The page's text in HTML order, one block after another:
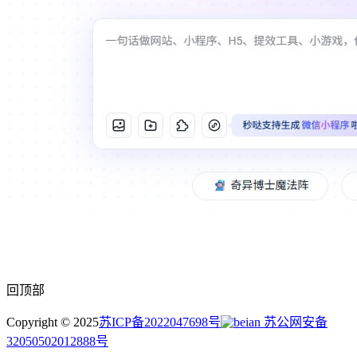
回顶部
Copyright © 2025苏ICP备2022047698号
苏公网安备
32050502012888号